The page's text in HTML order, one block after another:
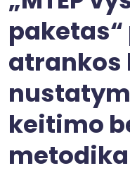
keitimo
metodika